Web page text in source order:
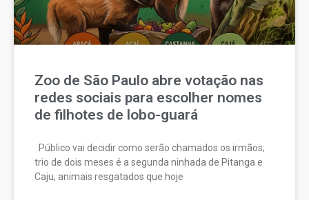
Zoo de São Paulo abre votação nas
redes sociais para escolher nomes
de filhotes de lobo-guará
Público vai decidir como serão chamados os irmãos;
trio de dois meses é a segunda ninhada de Pitanga e
Caju, animais resgatados que hoje